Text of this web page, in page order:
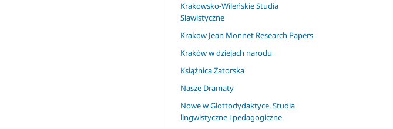
Krakowsko-Wileńskie Studia
Slawistyczne
Krakow Jean Monnet Research Papers
Kraków w dziejach narodu
Książnica Zatorska
Nasze Dramaty
Nowe w Glottodydaktyce. Studia
lingwistyczne i pedagogiczne